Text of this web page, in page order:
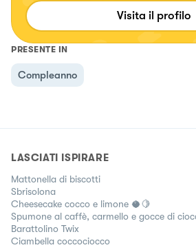
specialmente colori. Ogni volta che
emoziono e vorrei tanto emozionare
Visita il profilo
PRESENTE IN
Compleanno
LASCIATI ISPIRARE
Mattonella di biscotti
Sbrisolona
Cheesecake cocco e limone 🥥🍋
Spumone al caffè, carmello e gocce di
Barattolino Twix
Ciambella coccociocco